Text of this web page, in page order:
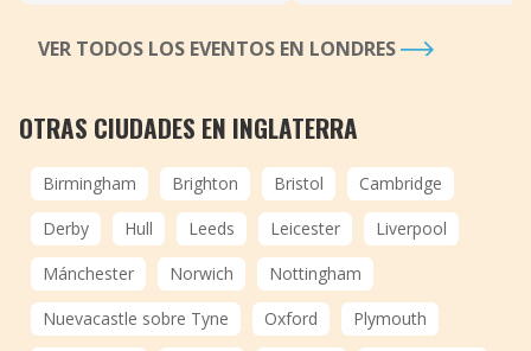
VER TODOS LOS EVENTOS EN LONDRES
OTRAS CIUDADES EN INGLATERRA
Birmingham Brighton Bristol
Cambridge
Derby
Hull Leeds Leicester
Liverpool
Mánchester
Norwich
Nottingham
Nuevacastle sobre Tyne
Oxford
Plymouth